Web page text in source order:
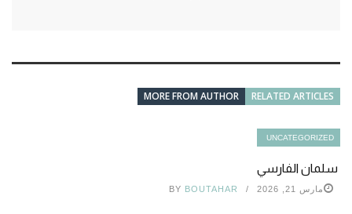
RELATED ARTICLES
MORE FROM AUTHOR
UNCATEGORIZED
سلمان الفارسي
مارس 21, 2026 BY BOUTAHAR